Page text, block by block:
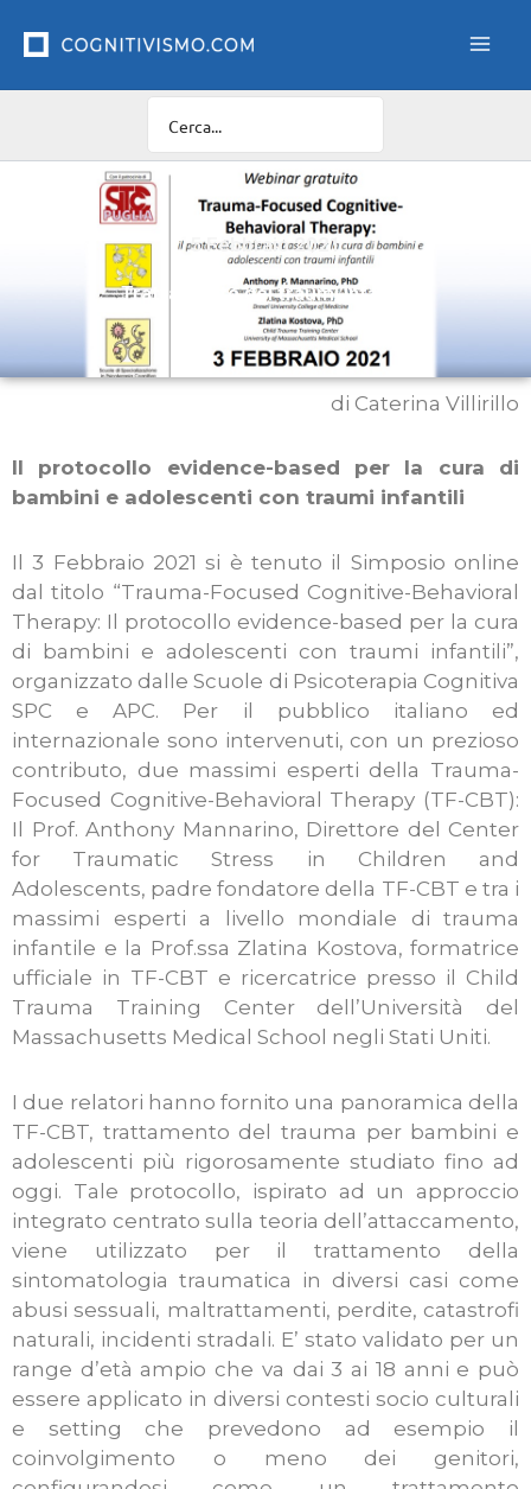
5 Febbraio 2021
Trattamento dei traumi infantili
di Caterina Villirillo
Il protocollo evidence-based per la cura di
bambini e adolescenti con traumi infantili
Il 3 Febbraio 2021 si è tenuto il Simposio online
dal titolo “Trauma-Focused Cognitive-Behavioral
Therapy: Il protocollo evidence-based per la cura
di bambini e adolescenti con traumi infantili”,
organizzato dalle Scuole di Psicoterapia Cognitiva
SPC e APC. Per il pubblico italiano ed
internazionale sono intervenuti, con un prezioso
contributo, due massimi esperti della Trauma-
Focused Cognitive-Behavioral Therapy (TF-CBT):
Il Prof. Anthony Mannarino, Direttore del Center
for Traumatic Stress in Children and
Adolescents, padre fondatore della TF-CBT e tra i
massimi esperti a livello mondiale di trauma
infantile e la Prof.ssa Zlatina Kostova, formatrice
ufficiale in TF-CBT e ricercatrice presso il Child
Trauma Training Center dell’Università del
Massachusetts Medical School negli Stati Uniti.
I due relatori hanno fornito una panoramica della
TF-CBT, trattamento del trauma per bambini e
adolescenti più rigorosamente studiato fino ad
oggi. Tale protocollo, ispirato ad un approccio
integrato centrato sulla teoria dell’attaccamento,
viene utilizzato per il trattamento della
sintomatologia traumatica in diversi casi come
abusi sessuali, maltrattamenti, perdite, catastrofi
naturali, incidenti stradali. E’ stato validato per un
range d’età ampio che va dai 3 ai 18 anni e può
essere applicato in diversi contesti socio culturali
e setting che prevedono ad esempio il
coinvolgimento o meno dei genitori,